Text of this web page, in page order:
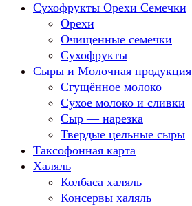
Сухофрукты Орехи Семечки
Орехи
Очищенные семечки
Сухофрукты
Сыры и Молочная продукция
Сгущённое молоко
Сухое молоко и сливки
Сыр — нарезка
Твердые цельные сыры
Таксофонная карта
Халяль
Колбаса халяль
Консервы халяль